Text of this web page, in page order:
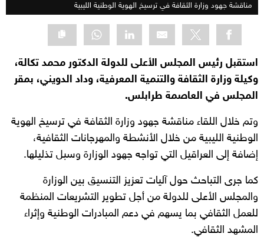
مناقشة جهود وزارة الثقافة في ترسيخ الهوية الوطنية الليبية
استقبل رئيس المجلس الأعلى للدولة الدكتور محمد تكالة،
وكيلة وزارة الثقافة والتنمية المعرفية، وداد الدويني، بمقر
المجلس في العاصمة طرابلس.
وتم خلال اللقاء مناقشة جهود وزارة الثقافة في ترسيخ الهوية
الوطنية الليبية من خلال الأنشطة والمهرجانات الثقافية،
إضافة إلى العراقيل التي تواجه جهود الوزارة وسبل تذليلها.
كما جرى التباحث حول آليات تعزيز التنسيق بين الوزارة
والمجلس الأعلى للدولة من أجل تطوير التشريعات المنظمة
للعمل الثقافي بما يسهم في دعم المبادرات الوطنية وإثراء
المشهد الثقافي.